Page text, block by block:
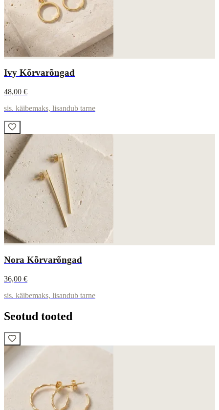
Ivy Kõrvarõngad
48,00 €
sis. käibemaks, lisandub tarne
Nora Kõrvarõngad
36,00 €
sis. käibemaks, lisandub tarne
Seotud tooted